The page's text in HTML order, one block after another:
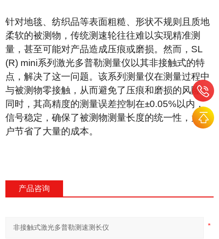
针对地毯、纺织品等表面粗糙、形状不规则且质地
柔软的被测物，传统测速轮往往难以实现精准测
量，甚至可能对产品造成压痕或磨损。然而， SL
(R) mini系列激光多普勒测量仪以其非接触式的特
点，解决了这一问题。该系列测量仪在测量过程中
与被测物零接触，从而避免了压痕和磨损的风险。
同时，其高精度的测量误差控制在±0.05%以内，
信号稳定，确保了被测物测量长度的统一性，为客
户节省了大量的成本。
产品咨询